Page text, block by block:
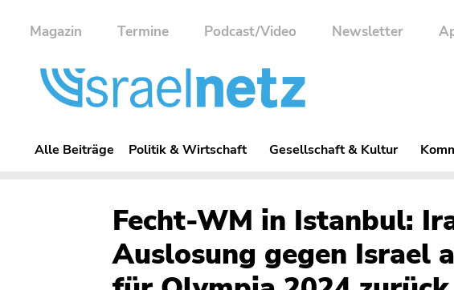
Magazin Termine Podcast/Video Newsletter
Alle Beiträge Politik & Wirtschaft Gesellschaft & Kultur
Fecht-WM in Istanbul:
Auslosung gegen Israel